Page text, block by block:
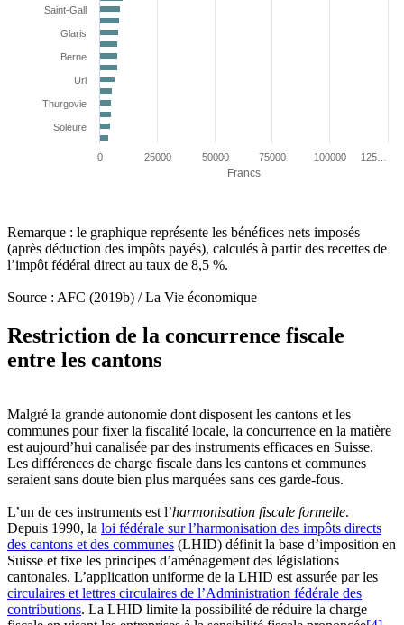
Francs
Saint-Gall
Glaris
Berne
Uri
Thurgovie
Soleure
0 100000
25000 50000 75000 125…
Remarque : le graphique représente les bénéfices nets imposés
(après déduction des impôts payés), calculés à partir des recettes de
l’impôt fédéral direct au taux de 8,5 %.
Source : AFC (2019b) / La Vie économique
Restriction de la concurrence fiscale
entre les cantons
Malgré la grande autonomie dont disposent les cantons et les
communes pour fixer la fiscalité locale, la concurrence en la matière
est aujourd’hui canalisée par des instruments efficaces en Suisse.
Les différences de charge fiscale dans les cantons et communes
seraient sans doute bien plus marquées sans ces garde-fous.
L’un de ces instruments est l’harmonisation fiscale formelle.
Depuis 1990, la loi fédérale sur l’harmonisation des impôts directs
des cantons et des communes (LHID) définit la base d’imposition en
Suisse et fixe les principes d’aménagement des législations
cantonales. L’application uniforme de la LHID est assurée par les
circulaires et lettres circulaires de l’Administration fédérale des
contributions. La LHID limite la possibilité de réduire la charge